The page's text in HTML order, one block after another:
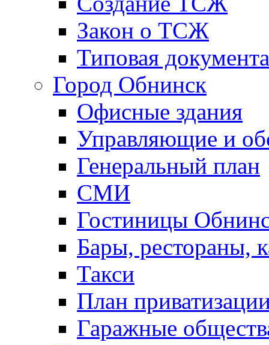
Закон о ТСЖ
Типовая
Город Обнинск
Офисные здания
Управляющие и
Генеральный план
СМИ
Гостиницы
Бары, рестораны,
Такси
План
Гаражные